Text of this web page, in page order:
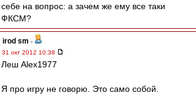
себе на вопрос: а зачем же ему все таки
ФКСМ?
irod sm -
31 окт 2012 10:38
Леш Alex1977
Я про игру не говорю. Это само собой.